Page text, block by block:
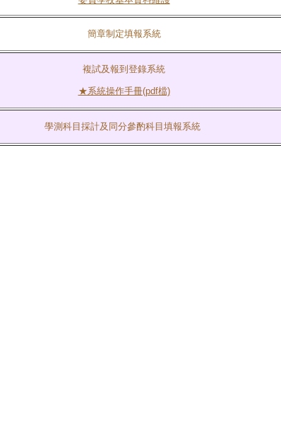
簡章制定填報系統
複試及報到登錄系統
★系統操作手冊(pdf檔)
學測科目採計及同分參酌科目填報系統